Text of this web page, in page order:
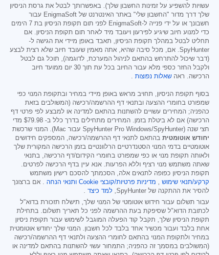
עשויות להשפיע על זמינות החשבון שלך). באפשרותך לבטל את גרסת הניסיון
שלך דרך מדור "החשבון שלי" באתר האינטרנט של EnigmaSoft עבור
חשבונך או על ידי פנייה ל-EnigmaSoft לפני תום תקופת הניסיון בת 7 הימים
כדי למנוע חיוב שיגיע לפירעון ויעובד מיד לאחר תום תקופת הניסיון. אם
תחליט לבטל במהלך תקופת הניסיון, תאבד באופן מיידי את הגישה ל-
SpyHunter. אם, מכל סיבה שהיא, אתה מאמין שעובד חיוב שלא רצית לבצע
(דבר שיכול להתרחש בהתאם לניהול המערכת, לדוגמה), תוכל גם לבטל
ולקבל החזר כספי מלא עבור החיוב בכל עת תוך 30 יום ממועד חיוב
הרכישה. ראה שאלות נפוצות .
בסוף תקופת הניסיון, תחויב מראש באופן מיידי במחיר ובתקופת המנוי כפי
שמפורט בחומרי ההצעה ובתנאי דף ההרשמה/רכישה (המשולבים בזאת
כהפניה; המחירים עשויים להשתנות בהתאם למדינה או למבצע לפי פרטי דף
הרכישה) אם לא ביטלת בזמן. המחירים מתחילים בדרך כלל ב- $79.98 מדי
חצי שנה (SpyHunter Pro Windows/SpyHunter עבור Mac). המנוי שרכשת
יחודש אוטומטית בהתאם לתנאי דף ההרשמה/רכישה, המספקים חידושים
אוטומטיים בדמי המנוי הסטנדרטיים הרלוונטיים בזמן הרכישה המקורית שלך
ולאותה תקופת מנוי או כפי שמפורט בחומרי הקידום/דף הרכישה, בתנאי
שאתה משתמש מנוי רציף וללא הפרעות. אנא עיין בדף הרכישה לפרטים.
תקופת הניסיון כפופה לתנאים אלה, הסכמתך להסכם רישיון משתמש
קרקע/תנאי שימוש , מדיניות פרטיות/קובצי Cookie ותנאי הנחה . אם ברצונך
להסיר את ההתקנה של SpyHunter,
למד כיצד .
עבור תשלום עבור חידוש אוטומטי של המנוי שלך, תישלח תזכורת בדוא"ל
לכתובת הדוא"ל שסיפקת בעת ההרשמה לפני כל תאריך תשלום. בתחילת
תקופת הניסיון שלך, תקבל קוד הפעלה המוגבל לשימוש עבור תקופת ניסיון
אחת בלבד ועבור מכשיר אחד בלבד לכל חשבון. המנוי שלך יחודש אוטומטית
במחיר ולתקופת המנוי בהתאם לחומרי ההצעה ולתנאי דף ההרשמה/רכישה
(המשולבים במסמך זה כהפניה; התמחור עשוי להשתנות בהתאם למדינה או